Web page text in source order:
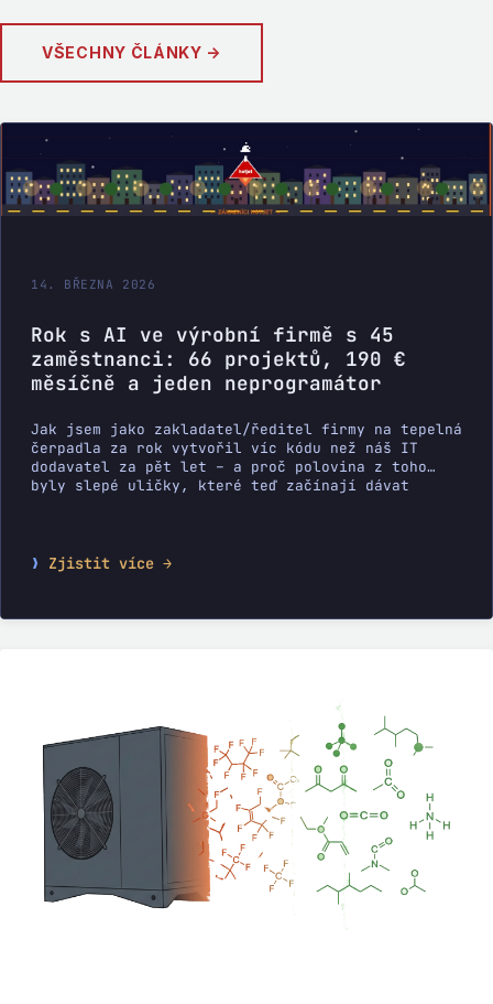
VŠECHNY ČLÁNKY →
14. BŘEZNA 2026
Rok s AI ve výrobní firmě s 45
zaměstnanci: 66 projektů, 190 €
měsíčně a jeden neprogramátor
Jak jsem jako zakladatel/ředitel firmy na tepelná
čerpadla za rok vytvořil víc kódu než náš IT
dodavatel za pět let – a proč polovina z toho
byly slepé uličky, které teď začínají dávat
Zjistit více →